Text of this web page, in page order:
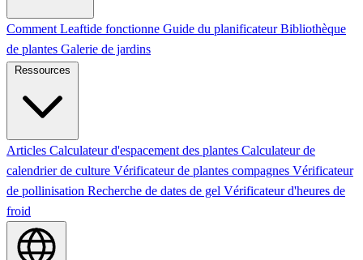
Comment Leaftide fonctionne Guide du planificateurBibliothèque
de plantes Galerie de jardins
Ressources
Articles Calculateur d'espacement des plantes Calculateur de
calendrier de culture Vérificateur de plantes compagnes Vérificateur
de pollinisation Recherche de dates de gel Vérificateur d'heures de
froid